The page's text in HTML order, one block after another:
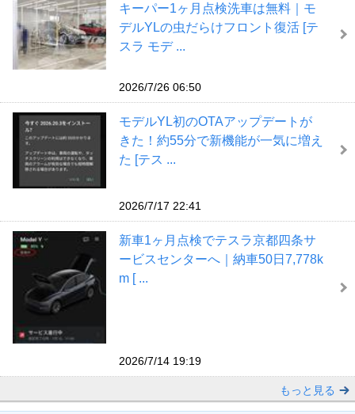
キーパー1ヶ月点検洗車は無料｜モ
デルYLの虫だらけフロント復活 [テ
スラ モデ ...
2026/7/26 06:50
モデルYL初のOTAアップデートが
きた！約55分で新機能が一気に増え
た [テス ...
2026/7/17 22:41
新車1ヶ月点検でテスラ京都四条サ
ービスセンターへ｜納車50日7,778k
m [ ...
2026/7/14 19:19
もっと見る